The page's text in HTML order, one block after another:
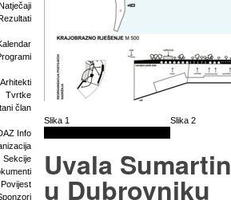
Arhitekti
Tvrtke
član
Info
Sekcije
Povijest
Slika 1 Slika 2
Uvala Sumartin
u Dubrovniku